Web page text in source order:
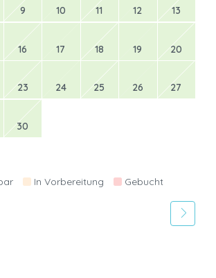
9 10 11 12 13
16 17 18 19 20
23 24 25 26 27
30
In Vorbereitung Gebucht